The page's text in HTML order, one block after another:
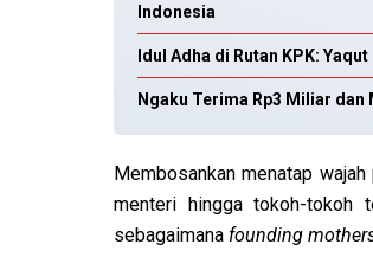
Indonesia
Idul Adha di Rutan KPK:
Ngaku Terima Rp3 Miliar
Membosankan menatap
menteri hingga tokoh-tokoh
sebagaimana founding